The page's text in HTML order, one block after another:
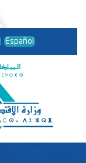
Español